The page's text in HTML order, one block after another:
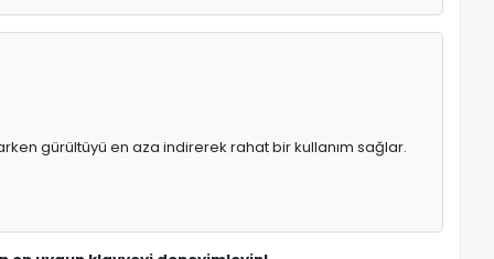
gürültüyü en aza indirerek rahat bir kullanım sağlar.